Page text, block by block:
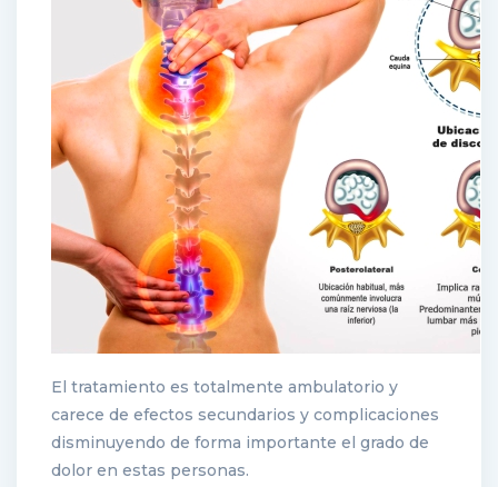
El tratamiento es totalmente ambulatorio y
carece de efectos secundarios y complicaciones
disminuyendo de forma importante el grado de
dolor en estas personas.